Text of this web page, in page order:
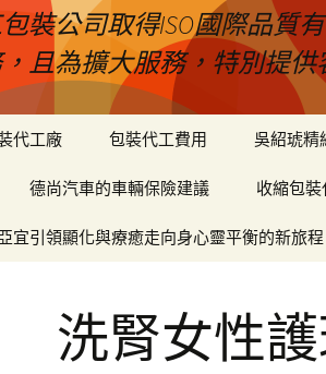
裝公司取得ISO國際品質
且為擴大服務，特別提
代工廠 包裝代工費用 吳紹琥精
德尚汽車的車輛保險建議 收縮包裝
宜引領顯化與療癒走向身心靈平衡的新旅程
洗腎女性